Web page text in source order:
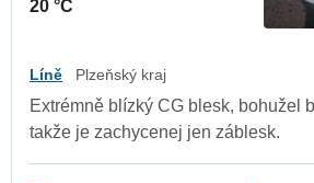
20 °C
Líně Plzeňský kraj
Extrémně blízký CG blesk, bohužel
takže je zachycenej jen záblesk.